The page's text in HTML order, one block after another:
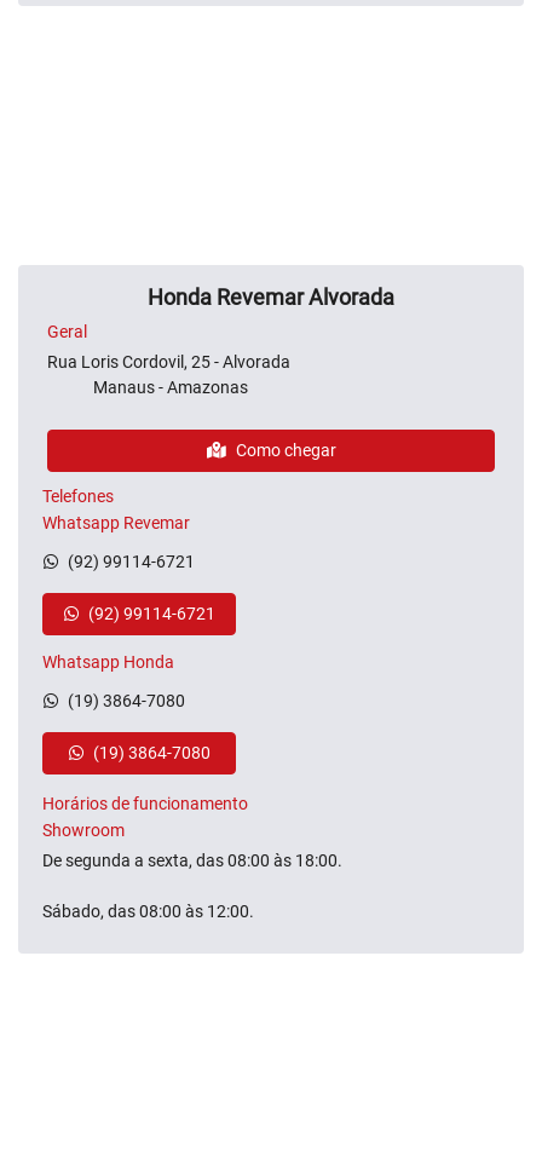
Honda Revemar Alvorada
Geral
Rua Loris Cordovil, 25 - Alvorada
Manaus - Amazonas
Como chegar
Telefones
Whatsapp Revemar
(92) 99114-6721
(92) 99114-6721
Whatsapp Honda
(19) 3864-7080
(19) 3864-7080
Horários de funcionamento
Showroom
De segunda a sexta, das 08:00 às 18:00.
Sábado, das 08:00 às 12:00.